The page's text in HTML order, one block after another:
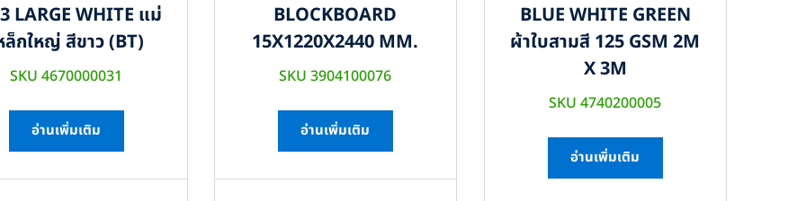
LARGE WHITE แม่
ล็กใหญ่ สีขาว (BT)
SKU 4670000031
อ่านเพิ่มเติม
BLOCKBOARD
15X1220X2440 MM.
SKU 3904100076
อ่านเพิ่มเติม
BLUE WHITE GREEN
ผ้าใบสามสี 125 GSM 2M
X 3M
SKU 4740200005
อ่านเพิ่มเติม